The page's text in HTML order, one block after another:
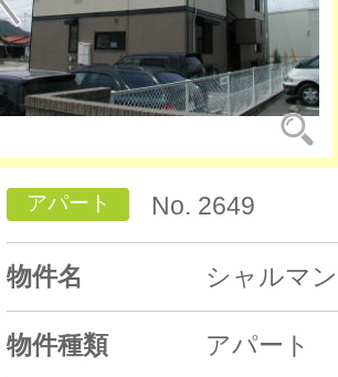
アパート No. 2649
物件名 シャルマ
物件種類 アパート